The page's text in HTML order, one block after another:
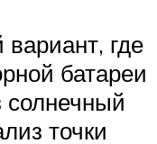
где
батареи
солнечный
точки